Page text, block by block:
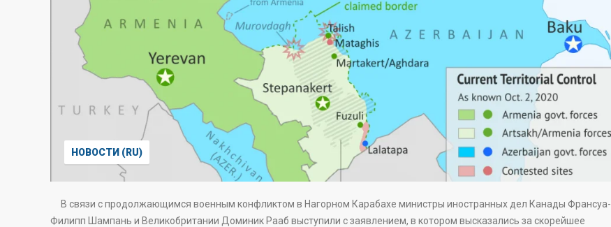
НОВОСТИ (RU)
В связи с продолжающимся военным конфликтом в Нагорном Карабахе министры иностранных дел Канады Франсуа-
Филипп Шампань и Великобритании Доминик Рааб выступили с заявлением, в котором высказались за скорейшее